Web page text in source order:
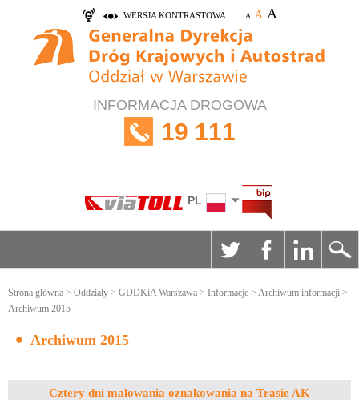
WERSJA KONTRASTOWA A A A
INFORMACJA DROGOWA
19 111
PL
Strona główna > Oddziały > GDDKiA Warszawa > Informacje > Archiwum informacji >
Archiwum 2015
Archiwum 2015
Cztery dni malowania oznakowania na Trasie AK